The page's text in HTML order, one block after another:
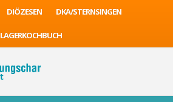
DIÖZESEN DKA/STERNSINGEN
LAGERKOCHBUCH